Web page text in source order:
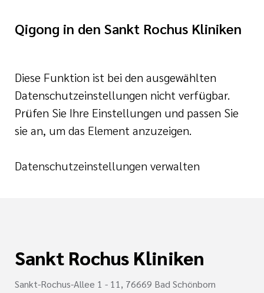
für
und
Kiosk
Qigong in den Sankt Rochus Kliniken
Diese Funktion ist bei den ausgewählten
Datenschutzeinstellungen nicht verfügbar.
Prüfen Sie Ihre Einstellungen und passen Sie
sie an, um das Element anzuzeigen.
Datenschutzeinstellungen verwalten
Sankt Rochus Kliniken
Sankt-Rochus-Allee 1 - 11, 76669 Bad Schönborn